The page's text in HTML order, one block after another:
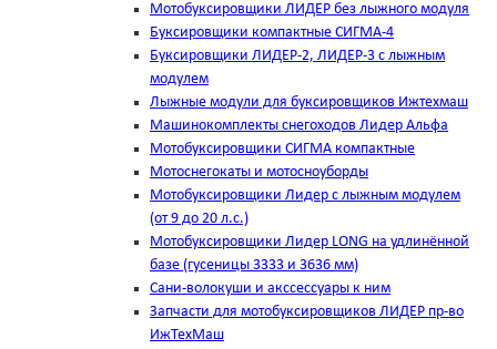
Мотобуксировщики ЛИДЕР без лыжного модуля
Буксировщики компактные СИГМА-4
Буксировщики ЛИДЕР-2, ЛИДЕР-3 c лыжным
модулем
Лыжные модули для буксировщиков Ижтехмаш
Машинокомплекты снегоходов Лидер Альфа
Мотобуксировщики СИГМА компактные
Мотоснегокаты и мотосноуборды
Мотобуксировщики Лидер с лыжным модулем
(от 9 до 20 л.с.)
Мотобуксировщики Лидер LONG на удлинённой
базе (гусеницы 3333 и 3636 мм)
Сани-волокуши и акссессуары к ним
Запчасти для мотобуксировщиков ЛИДЕР пр-во
ИжТехМаш